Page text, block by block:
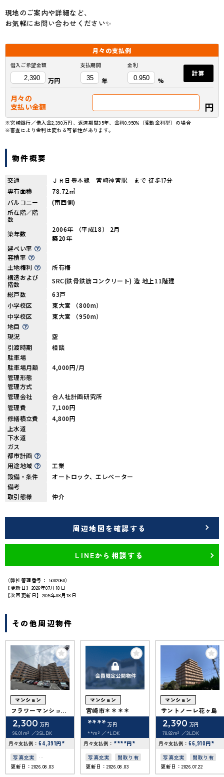
現地のご案内や詳細など、
お気軽にお問い合わせください✨
月々の支払例
借入ご希望金額
万円
支払期間
年
金利
%
計算
月々の
支払い金額
円
※宮崎銀行／借入金2,390万円、返済期間35年、金利0.950%（変動金利型）の場合
※審査により金利は変わる可能性があります。
物件概要
交通
ＪＲ日豊本線 宮崎神宮駅 まで 徒歩17分
専有面積
78.72㎡
バルコニー
(南西側)
所在階／階
数
築年数
2006年 （平成18） 2月
築20年
建ぺい率
容積率
土地権利
所有権
構造および
階数
SRC(鉄骨鉄筋コンクリート) 造 地上11階建
総戸数
63戸
小学校区
東大宮 （800m）
中学校区
東大宮 （950m）
地目
現況
空
引渡時期
相談
駐車場
駐車場月額
4,000円/月
管理形態
管理方式
管理会社
合人社計画研究所
管理費
7,100円
修繕積立費
4,800円
上水道
下水道
ガス
都市計画
用途地域
工業
設備・条件
オートロック、エレベーター
備考
取引態様
仲介
周辺地図を確認する
LINEから相談する
（弊社管理番号： 5002060）
【更新日】2026年07月18日
【次回更新日】2026年08月18日
その他周辺物件
マンション
フラワーマンション
神宮北
2,300 万円
96.01m²
3SLDK
月々支払例： 64,391円*
写真充実
南面バルコニー
更新日：2026.08.03
マンション
宮崎市＊＊＊＊
**** 万円
**m²
*LDK
月々支払例： ****円*
写真充実
間取り有
更新日：2026.08.03
マンション
サントノーレ花ヶ島
2,390 万円
78.82m²
3LDK
月々支払例： 66,910円*
写真充実
間取り有
更新日：2026.07.22